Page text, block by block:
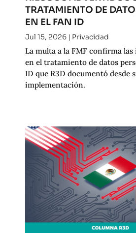
TRATAMIENTO DE
EN EL FAN ID
Jul 15, 2026| Privacidad
La multa a la FMF confirma
en el tratamiento de datos
ID que R3D documentó desde
implementación.